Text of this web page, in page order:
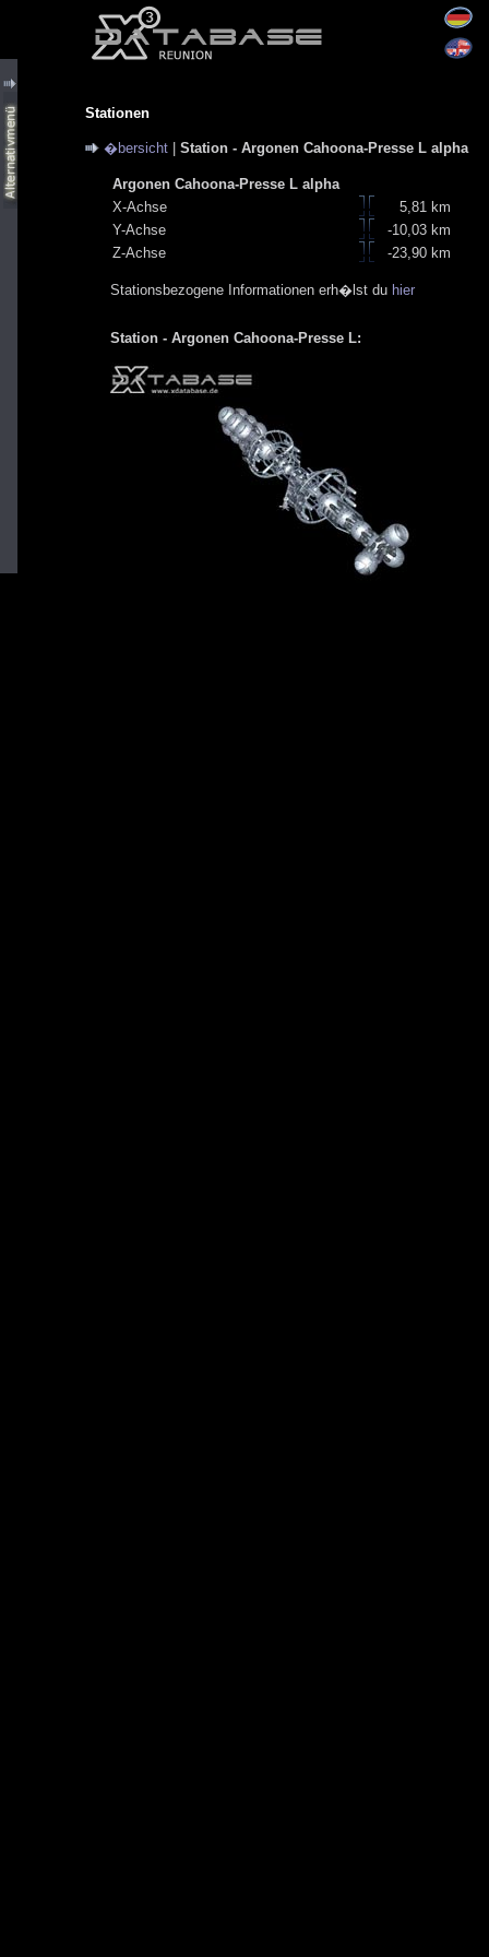
Stationen
�bersicht Station - Argonen Cahoona-Presse L alpha
Argonen Cahoona-Presse L alpha
X-Achse
5,81 km
Y-Achse
-10,03 km
Z-Achse
-23,90 km
Stationsbezogene Informationen erh�lst du hier
Station - Argonen Cahoona-Presse L: